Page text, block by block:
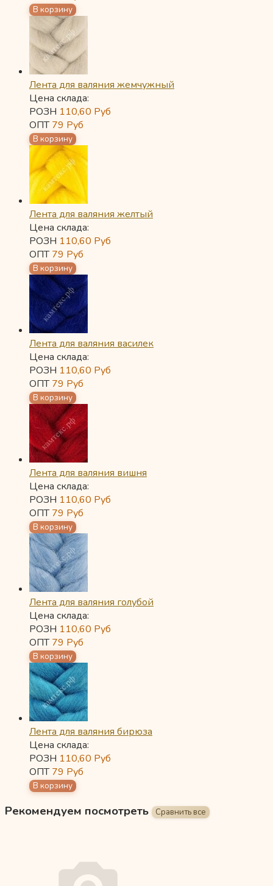
Лента для валяния жемчужный
Цена склада:
РОЗН 110,60 Руб
ОПТ79 Руб
Лента для валяния желтый
Цена склада:
РОЗН 110,60 Руб
ОПТ79 Руб
Лента для валяния василек
Цена склада:
РОЗН 110,60 Руб
ОПТ79 Руб
Лента для валяния вишня
Цена склада:
РОЗН 110,60 Руб
ОПТ79 Руб
Лента для валяния голубой
Цена склада:
РОЗН 110,60 Руб
ОПТ79 Руб
Лента для валяния бирюза
Цена склада:
РОЗН 110,60 Руб
ОПТ79 Руб
Рекомендуем посмотреть